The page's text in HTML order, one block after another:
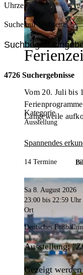
Vom 20. Juli bis
Langeweile
Spannendes
Uhrzeit, Ort oder Art
Suche auf Webseite
4726 Suchergebnisse
Kategorie
Ausstellung
14 Termine
Sa 8. August 2026
23:00 bis 22:59 Uhr
Ort
Deutsches
Ausstellung:
Gezeigt